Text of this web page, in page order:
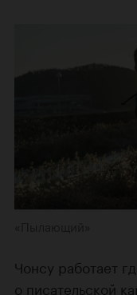
Чонсу работает
о писательской